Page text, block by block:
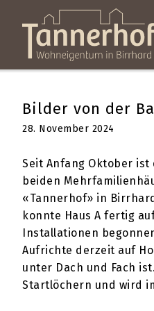
Bilder von der
28. November 2024
Seit Anfang Oktober ist
beiden
«Tannerhof» in
konnte Haus A fertig
Installationen
Aufrichte derzeit auf
unter Dach und Fach
Startlöchern und wird